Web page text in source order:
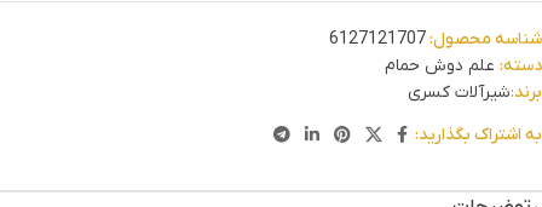
شناسه محصول:6127121707
دسته: علم دوش حمام
برند:شیرآلات کسری
به اشتراک بگذارید: